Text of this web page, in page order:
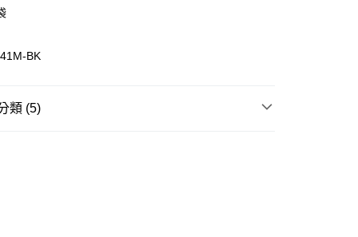
，滿NT$1,500(含以上)免運費
，滿NT$1,500(含以上)免運費
BK
類 (5)